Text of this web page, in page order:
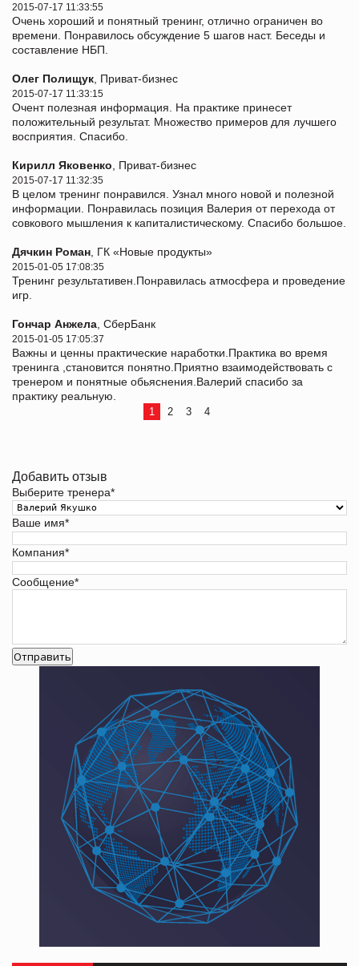
2015-07-17 11:33:55
Очень хороший и понятный тренинг, отлично ограничен во
времени. Понравилось обсуждение 5 шагов наст. Беседы и
составление НБП.
Олег Полищук , Приват-бизнес
2015-07-17 11:33:15
Очент полезная информация. На практике принесет
положительный результат. Множество примеров для лучшего
восприятия. Спасибо.
Кирилл Яковенко , Приват-бизнес
2015-07-17 11:32:35
В целом тренинг понравился. Узнал много новой и полезной
информации. Понравилась позиция Валерия от перехода от
совкового мышления к капиталистическому. Спасибо большое.
Дячкин Роман , ГК «Новые продукты»
2015-01-05 17:08:35
Тренинг результативен.Понравилась атмосфера и проведение
игр.
Гончар Анжела , СберБанк
2015-01-05 17:05:37
Важны и ценны практические наработки.Практика во время
тренинга ,становится понятно.Приятно взаимодействовать с
тренером и понятные обьяснения.Валерий спасибо за
практику реальную.
1 2 3 4
Добавить отзыв
Выберите тренера*
Ваше имя*
Компания*
Сообщение*